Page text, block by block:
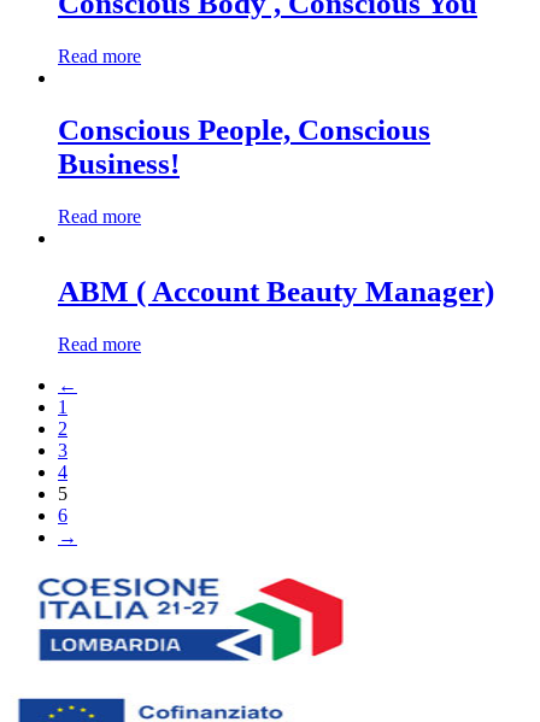
Read more
Conscious People, Conscious
Business!
Read more
ABM ( Account Beauty Manager)
Read more
←
1
2
3
4
5
6
→